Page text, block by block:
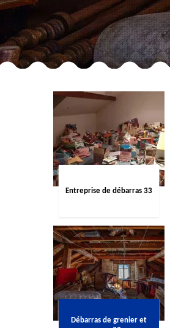
Entreprise de débarras 33
Débarras de grenier et